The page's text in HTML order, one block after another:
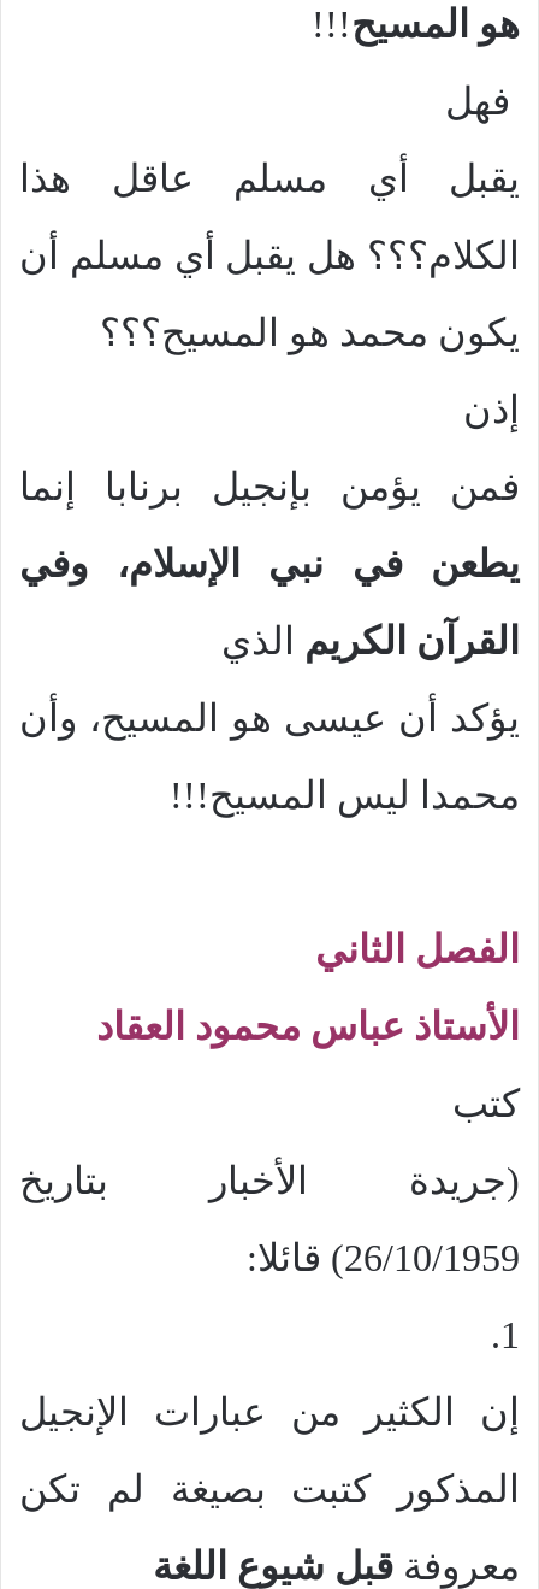
هو المسيح!!!
فهل
يقبل أي مسلم عاقل هذا
الكلام؟؟؟ هل يقبل أي مسلم أن
يكون محمد هو المسيح؟؟؟
إذن
فمن يؤمن بإنجيل برنابا إنما
يطعن في نبي الإسلام، وفي
القرآن الكريم الذي
يؤكد أن عيسى هو المسيح، وأن
محمدا ليس المسيح!!!
الفصل الثاني
الأستاذ عباس محمود العقاد
كتب
(جريدة الأخبار بتاريخ
26/10/1959) قائلا:
1.
إن الكثير من عبارات الإنجيل
المذكور كتبت بصيغة لم تكن
معروفة قبل شيوع اللغة